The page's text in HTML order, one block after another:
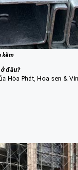
kẽm
ở đâu?
Hòa Phát, Hoa sen &